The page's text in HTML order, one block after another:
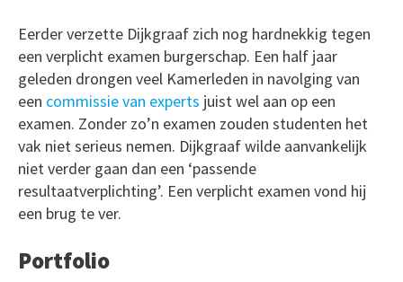
Eerder verzette Dijkgraaf zich nog hardnekkig tegen
een verplicht examen burgerschap. Een half jaar
geleden drongen veel Kamerleden in navolging van
een commissie van experts juist wel aan op een
examen. Zonder zo’n examen zouden studenten het
vak niet serieus nemen. Dijkgraaf wilde aanvankelijk
niet verder gaan dan een ‘passende
resultaatverplichting’. Een verplicht examen vond hij
een brug te ver.
Portfolio